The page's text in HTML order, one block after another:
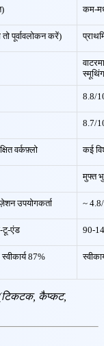
कम-
पूर्वावलोकन करें)
स्मूथिंग
8.8/
8.7/
वर्कफ़्लो कई
मुफ्त
उपयोगकर्ता ~ 4.8/
टू-एंड 90-
87%
(टिकटक, कैप्कट,